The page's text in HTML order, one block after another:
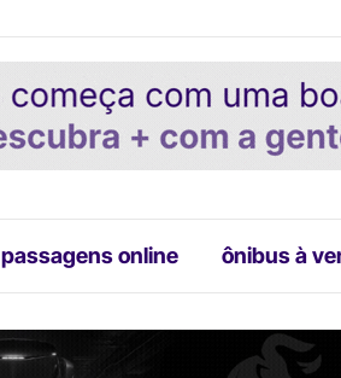
passagens online ônibus à